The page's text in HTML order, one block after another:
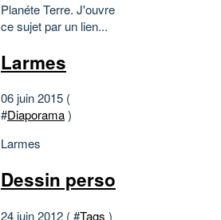
Planéte Terre. J'ouvre
ce sujet par un lien...
Larmes
06 juin 2015 (
#Diaporama)
Larmes
Dessin perso
24 juin 2012 ( #Tags )